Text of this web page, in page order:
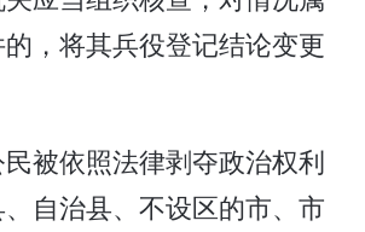
，将其兵役登记结论变更
被依照法律剥夺政治权利
自治县、不设区的市、市